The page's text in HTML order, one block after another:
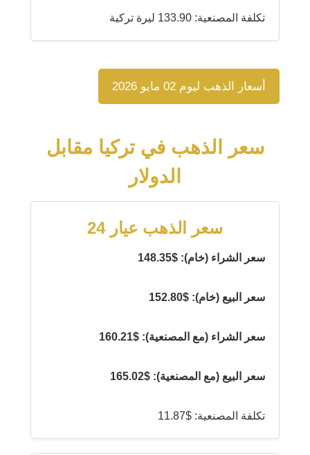
تكلفة المصنعية: 133.90 ليرة تركية
أسعار الذهب ليوم 02 مايو 2026
سعر الذهب في تركيا مقابل
الدولار
سعر الذهب عيار 24
سعر الشراء (خام): $148.35
سعر البيع (خام): $152.80
سعر الشراء (مع المصنعية): $160.21
سعر البيع (مع المصنعية): $165.02
تكلفة المصنعية: $11.87